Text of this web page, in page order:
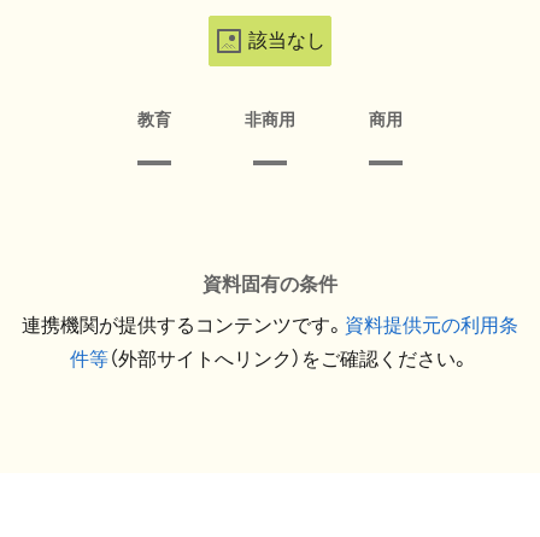
該当なし
教育 非商用 商用
資料固有の条件
連携機関が提供するコンテンツです。 資料提供元の利用条
件等（外部サイトへリンク）をご確認ください。